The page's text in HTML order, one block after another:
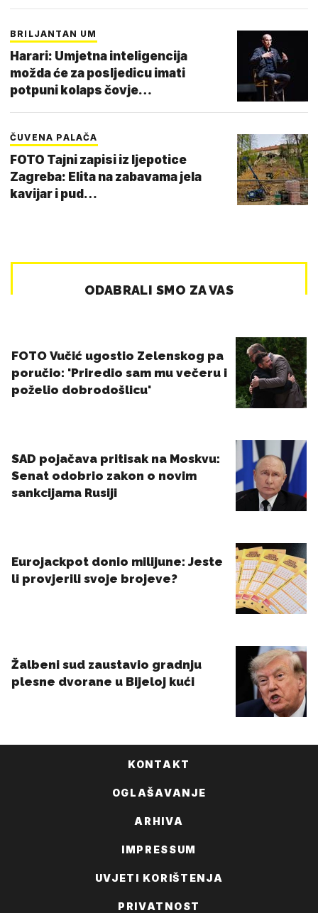
BRILJANTAN UM
Harari: Umjetna inteligencija
možda će za posljedicu imati
potpuni kolaps čovje…
ČUVENA PALAČA
FOTO Tajni zapisi iz ljepotice
Zagreba: Elita na zabavama jela
kavijar i pud…
KONTAKT
OGLAŠAVANJE
ARHIVA
IMPRESSUM
UVJETI KORIŠTENJA
PRIVATNOST